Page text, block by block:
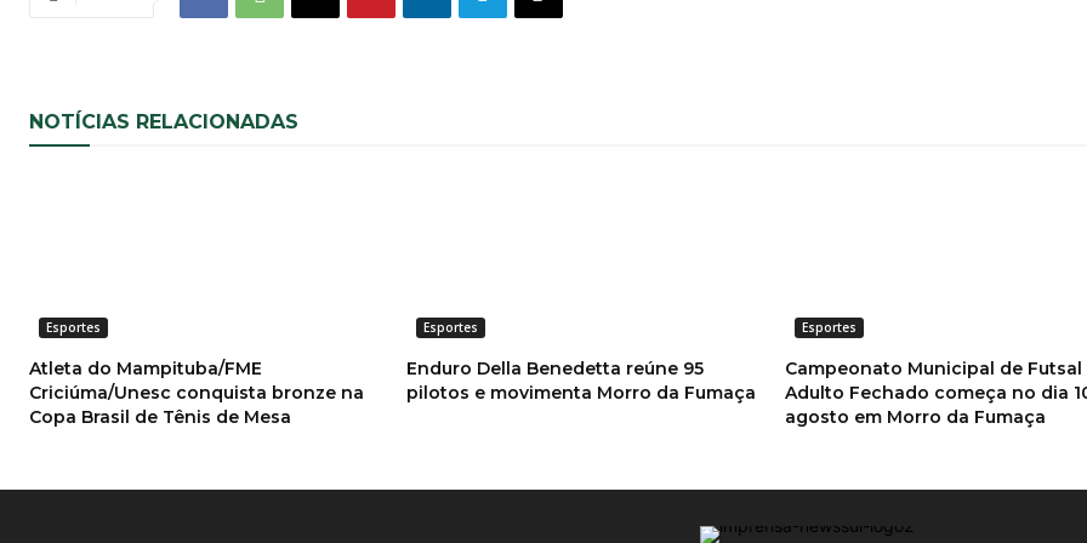
NOTÍCIAS RELACIONADAS
Esportes
Atleta do Mampituba/FME
Criciúma/Unesc conquista bronze na
Copa Brasil de Tênis de Mesa
Esportes
Enduro Della Benedetta reúne 95
pilotos e movimenta Morro da Fumaça
Esportes
Campeonato Municipal de Futsal
Adulto Fechado começa no dia
agosto em Morro da Fumaça